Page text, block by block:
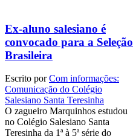
Ex-aluno salesiano é
convocado para a Seleção
Brasileira
Escrito porCom informações:
Comunicação do Colégio
Salesiano Santa Teresinha
O zagueiro Marquinhos estudou
no Colégio Salesiano Santa
Teresinha da 1ª à 5ª série do